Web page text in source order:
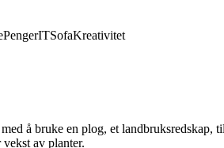
PengerITSofaKreativitet
å bruke en plog, et
av planter.